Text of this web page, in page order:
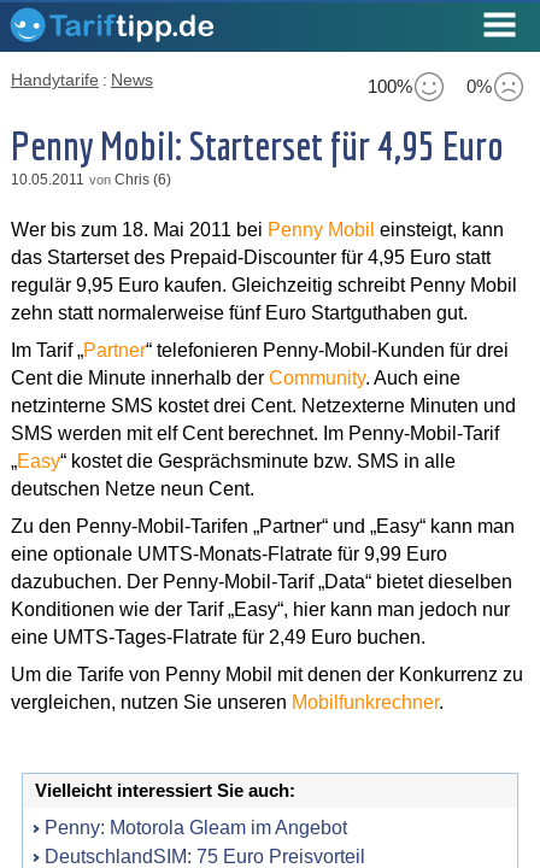
100% 0%
Handytarife : News
Penny Mobil: Starterset für 4,95 Euro
10.05.2011 von Chris (6)
Wer bis zum 18. Mai 2011 bei Penny Mobil einsteigt, kann
das Starterset des Prepaid-Discounter für 4,95 Euro statt
regulär 9,95 Euro kaufen. Gleichzeitig schreibt Penny Mobil
zehn statt normalerweise fünf Euro Startguthaben gut.
Im Tarif „Partner“ telefonieren Penny-Mobil-Kunden für drei
Cent die Minute innerhalb der Community. Auch eine
netzinterne SMS kostet drei Cent. Netzexterne Minuten und
SMS werden mit elf Cent berechnet. Im Penny-Mobil-Tarif
„Easy“ kostet die Gesprächsminute bzw. SMS in alle
deutschen Netze neun Cent.
Zu den Penny-Mobil-Tarifen „Partner“ und „Easy“ kann man
eine optionale UMTS-Monats-Flatrate für 9,99 Euro
dazubuchen. Der Penny-Mobil-Tarif „Data“ bietet dieselben
Konditionen wie der Tarif „Easy“, hier kann man jedoch nur
eine UMTS-Tages-Flatrate für 2,49 Euro buchen.
Um die Tarife von Penny Mobil mit denen der Konkurrenz zu
vergleichen, nutzen Sie unseren Mobilfunkrechner.
Vielleicht interessiert Sie auch:
Penny: Motorola Gleam im Angebot
DeutschlandSIM: 75 Euro Preisvorteil